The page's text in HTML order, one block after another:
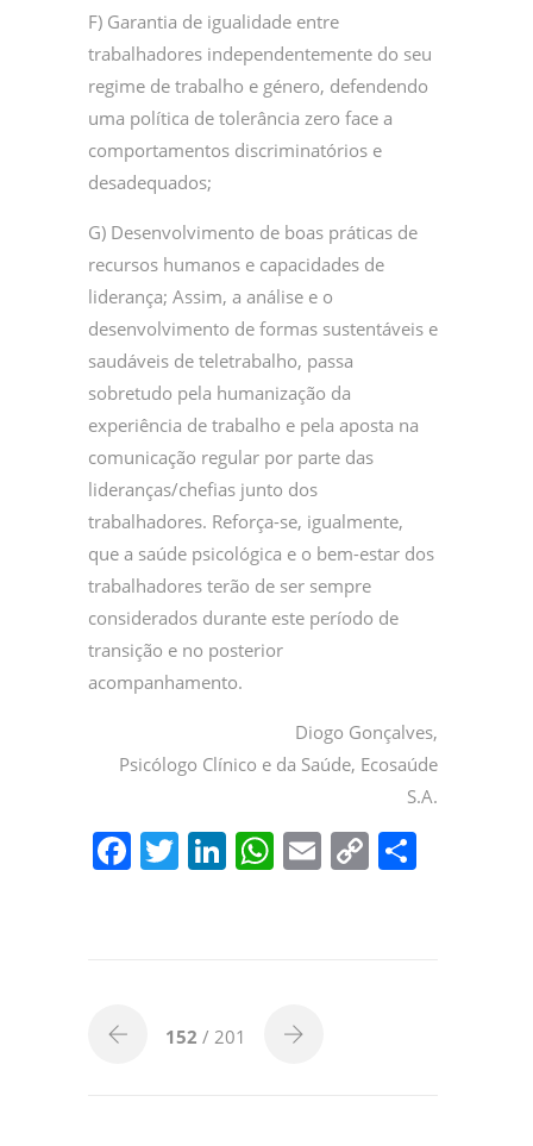
F) Garantia de igualidade entre
trabalhadores independentemente do seu
regime de trabalho e género, defendendo
uma política de tolerância zero face a
comportamentos discriminatórios e
desadequados;
G) Desenvolvimento de boas práticas de
recursos humanos e capacidades de
liderança; Assim, a análise e o
desenvolvimento de formas sustentáveis e
saudáveis de teletrabalho, passa
sobretudo pela humanização da
experiência de trabalho e pela aposta na
comunicação regular por parte das
lideranças/chefias junto dos
trabalhadores. Reforça-se, igualmente,
que a saúde psicológica e o bem-estar dos
trabalhadores terão de ser sempre
considerados durante este período de
transição e no posterior
acompanhamento.
Diogo Gonçalves,
Psicólogo Clínico e da Saúde, Ecosaúde
S.A.
F T Li
n
W
p
E C
152 / 201